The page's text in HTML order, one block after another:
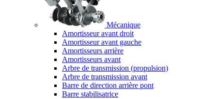
Mécanique
Amortisseur avant droit
Amortisseur avant gauche
Amortisseurs arrière
Amortisseurs avant
Arbre de transmission (propulsion)
Arbre de transmission avant
Barre de direction arrière pont
Barre stabilisatrice